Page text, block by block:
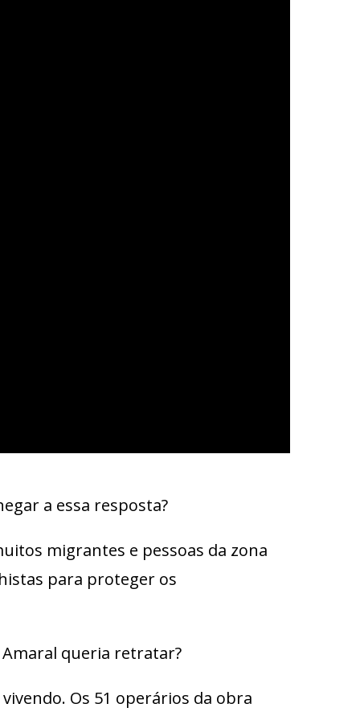
a essa resposta?
migrantes e pessoas da zona
para proteger os
queria retratar?
Os 51 operários da obra